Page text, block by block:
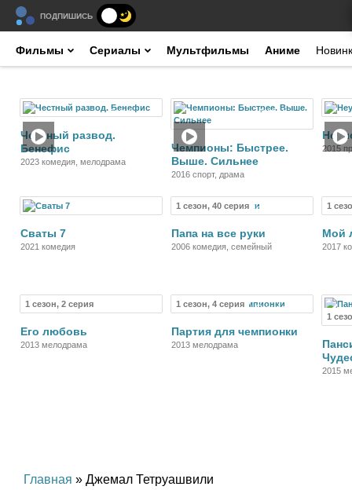
ПОДПИШИСЬ
Фильмы Сериалы Мультфильмы Аниме
Фильм
Честный развод.
Бенефис
2023 комедия, мелодрама
Фильм
Чемпионы: Быстрее.
Выше. Сильнее
2016 спорт, драма
2015
Сваты 7
2021 комедия
1 сезон, 40 серия Сериал
Папа на все руки
2006 комедия, семейный
1
Мой
2017
1 сезон, 2 серия
Его любовь
2013 мелодрама
1 сезон, 4 серия Сериал
Партия для чемпионки
2013 мелодрама
1
2015
Главная » Джемал Тетруашвили